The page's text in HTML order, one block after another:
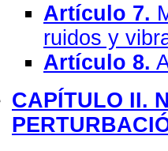
Artículo 7.
ruidos y
Artículo 8.
CAPÍTULO II.